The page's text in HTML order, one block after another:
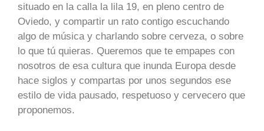
situado en la calla la lila 19, en pleno centro de
Oviedo, y compartir un rato contigo escuchando
algo de música y charlando sobre cerveza, o sobre
lo que tú quieras. Queremos que te empapes con
nosotros de esa cultura que inunda Europa desde
hace siglos y compartas por unos segundos ese
estilo de vida pausado, respetuoso y cervecero que
proponemos.